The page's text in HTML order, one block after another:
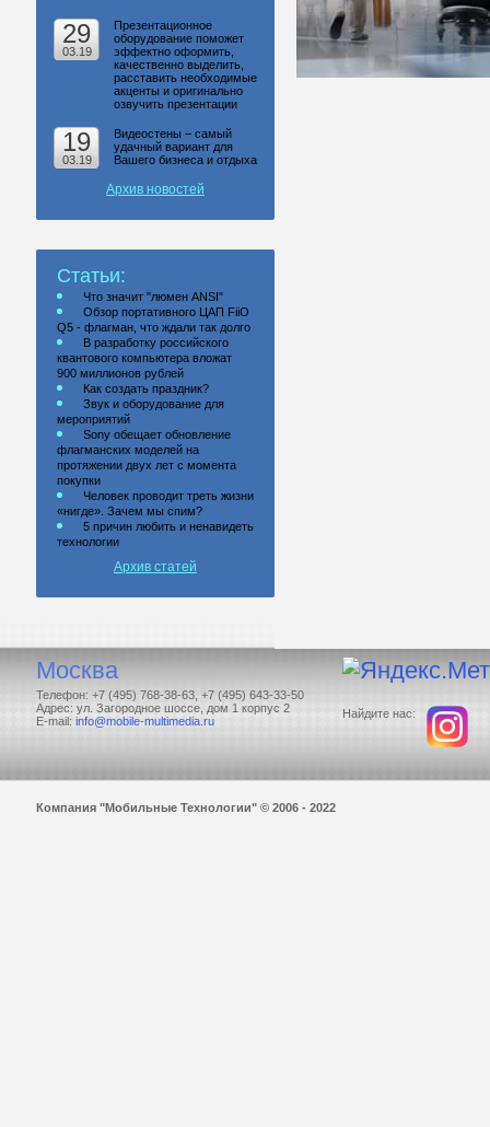
29
03.19
Презентационное
оборудование поможет
эффектно оформить,
качественно выделить,
расставить необходимые
акценты и оригинально
озвучить презентации
19
03.19
Видеостены – самый
удачный вариант для
Вашего бизнеса и отдыха
Архив новостей
Статьи:
Что значит "люмен ANSI"
Обзор портативного ЦАП FiiO
Q5 - флагман, что ждали так долго
В разработку российского
квантового компьютера вложат
900 миллионов рублей
Как создать праздник?
Звук и оборудование для
мероприятий
Sony обещает обновление
флагманских моделей на
протяжении двух лет с момента
покупки
Человек проводит треть жизни
«нигде». Зачем мы спим?
5 причин любить и ненавидеть
технологии
Архив статей
Москва
Телефон: +7 (495) 768-38-63, +7 (495) 643-33-50
Адрес: ул. Загородное шоссе, дом 1 корпус 2
E-mail: info@mobile-multimedia.ru
Найдите нас:
Компания "Мобильные Технологии" © 2006 - 2022